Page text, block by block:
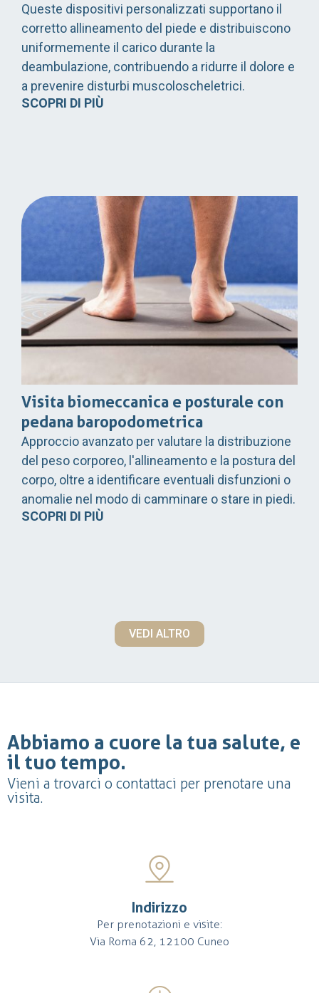
Queste dispositivi personalizzati supportano il
corretto allineamento del piede e distribuiscono
uniformemente il carico durante la
deambulazione, contribuendo a ridurre il dolore e
a prevenire disturbi muscoloscheletrici.
SCOPRI DI PIÙ
Visita biomeccanica e posturale con
pedana baropodometrica
Approccio avanzato per valutare la distribuzione
del peso corporeo, l'allineamento e la postura del
corpo, oltre a identificare eventuali disfunzioni o
anomalie nel modo di camminare o stare in piedi.
SCOPRI DI PIÙ
VEDI ALTRO
Abbiamo a cuore la tua salute, e
il tuo tempo.
Vieni a trovarci o contattaci per prenotare una
visita.
Indirizzo
Per prenotazioni e visite:
Via Roma 62, 12100 Cuneo